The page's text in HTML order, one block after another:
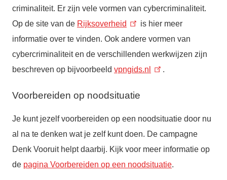
criminaliteit. Er zijn vele vormen van cybercriminaliteit.
Op de site van de Rijksoverheid is hier meer
informatie over te vinden. Ook andere vormen van
cybercriminaliteit en de verschillenden werkwijzen zijn
beschreven op bijvoorbeeld vpngids.nl .
Voorbereiden op noodsituatie
Je kunt jezelf voorbereiden op een noodsituatie door nu
al na te denken wat je zelf kunt doen. De campagne
Denk Vooruit helpt daarbij. Kijk voor meer informatie op
de pagina Voorbereiden op een noodsituatie.